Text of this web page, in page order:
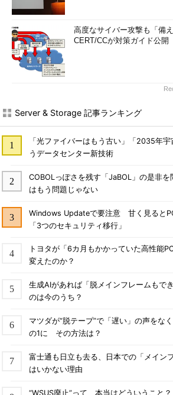
高度なサイバー攻撃も「備
CERT/CCが対策ガイド公開
Server & Storage 記事ランキング
「光ファイバーはもう古い」「2035年
うデータセンター新技術
COBOLっぽさを残す「JaBOL」の是非
はもう問題じゃない
Windows Updateで要注意 甘く見ると
「3つのセキュリティ移行」
トヨタが「6カ月もかかっていた高性能
変えたのか？
生成AIがあれば「脱メインフレームもで
のは今のうち？
マツダが“脱テープ”で「遅い」の声をな
の1に その方法は？
富士通も日立も去る、日本での「メイン
はいかない理由
“WSUS廃止”って、本当はどういうこと